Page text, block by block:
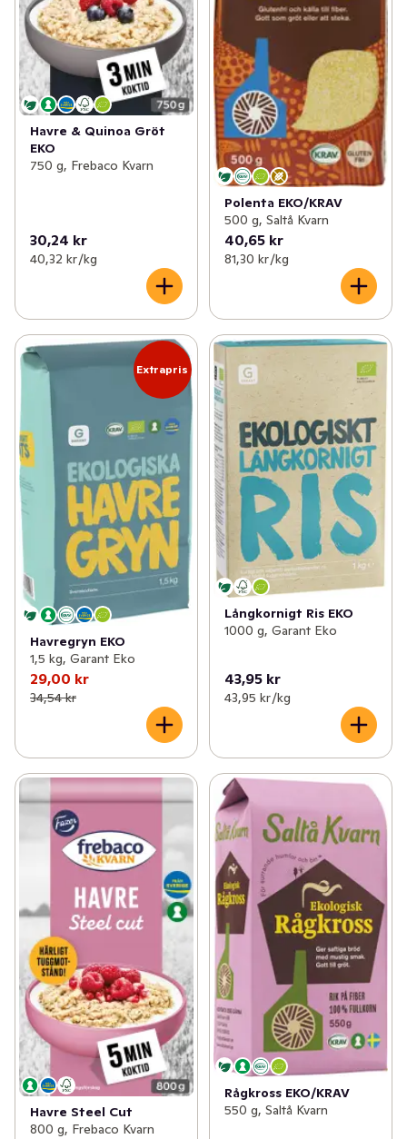
Havre & Quinoa Gröt
EKO
750 g, Frebaco Kvarn
30,24 kr
40,32 kr /kg
Polenta EKO/KRAV
500 g, Saltå Kvarn
40,65 kr
81,30 kr /kg
Extrapris
Havregryn EKO
1,5 kg, Garant Eko
29,00 kr
34,54 kr
Långkornigt Ris EKO
1000 g, Garant Eko
43,95 kr
43,95 kr /kg
Havre Steel Cut
800 g, Frebaco Kvarn
Rågkross EKO/KRAV
550 g, Saltå Kvarn